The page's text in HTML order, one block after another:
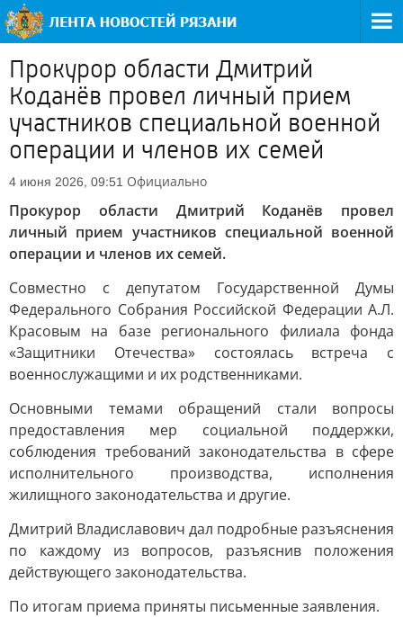
Прокурор области Дмитрий
Коданёв провел личный прием
участников специальной военной
операции и членов их семей
4 июня 2026, 09:51 Официально
Прокурор области Дмитрий Коданёв провел
личный прием участников специальной военной
операции и членов их семей.
Совместно с депутатом Государственной Думы
Федерального Собрания Российской Федерации А.Л.
Красовым на базе регионального филиала фонда
«Защитники Отечества» состоялась встреча с
военнослужащими и их родственниками.
Основными темами обращений стали вопросы
предоставления мер социальной поддержки,
соблюдения требований законодательства в сфере
исполнительного производства, исполнения
жилищного законодательства и другие.
Дмитрий Владиславович дал подробные разъяснения
по каждому из вопросов, разъяснив положения
действующего законодательства.
По итогам приема приняты письменные заявления.